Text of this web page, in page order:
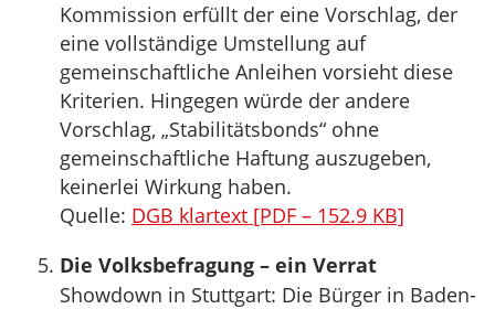
Kommission erfüllt der eine Vorschlag, der
eine vollständige Umstellung auf
gemeinschaftliche Anleihen vorsieht diese
Kriterien. Hingegen würde der andere
Vorschlag, „Stabilitätsbonds“ ohne
gemeinschaftliche Haftung auszugeben,
keinerlei Wirkung haben.
Quelle: DGB klartext [PDF – 152.9 KB]
Die Volksbefragung – ein Verrat
Showdown in Stuttgart: Die Bürger in Baden-